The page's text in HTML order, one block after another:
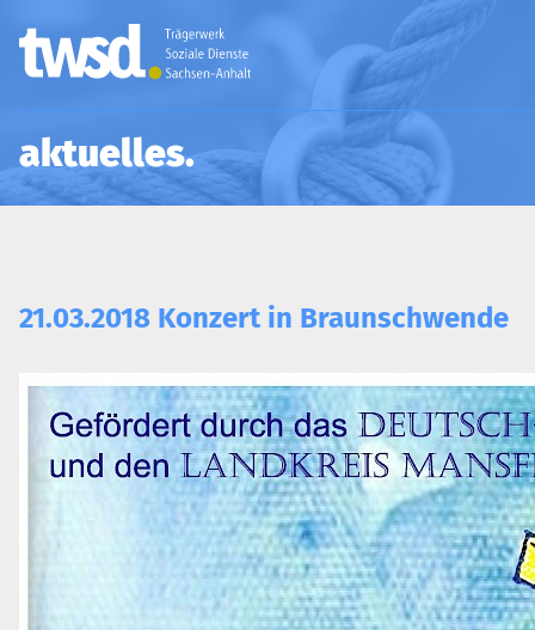
aktuelles
21.03.2018 Konzert in Braunschwende